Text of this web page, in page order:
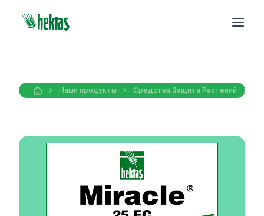
Наши продукты Средства Защита Pастений